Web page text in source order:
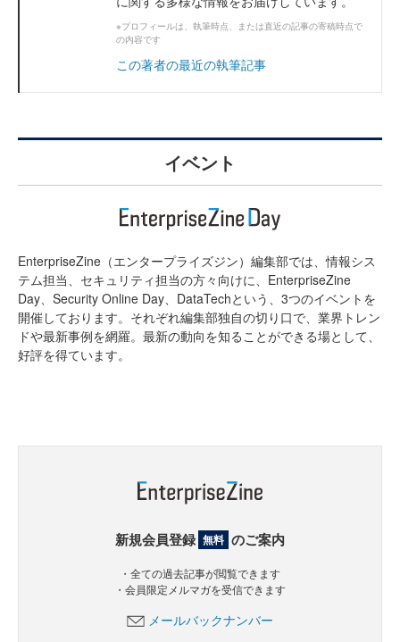
※プロフィールは、執筆時点、または直近の記事の寄稿時点で
の内容です
この著者の最近の執筆記事
イベント
EnterpriseZine（エンタープライズジン）編集部では、情報シス
テム担当、セキュリティ担当の方々向けに、EnterpriseZine
Day、Security Online Day、DataTechという、3つのイベントを
開催しております。それぞれ編集部独自の切り口で、業界トレン
ドや最新事例を網羅。最新の動向を知ることができる場として、
好評を得ています。
新規会員登録 無料 のご案内
・全ての過去記事が閲覧できます
・会員限定メルマガを受信できます
メールバックナンバー